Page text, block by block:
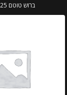
ברוש טוטם 25 ליטר